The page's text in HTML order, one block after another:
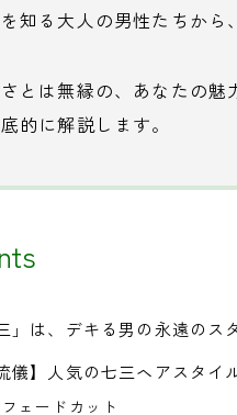
知る大人の男性たちから
とは無縁の、あなたの魅
的に解説します。
」は、デキる男の永遠のス
儀】人気の七三ヘアスタイ
ェードカット